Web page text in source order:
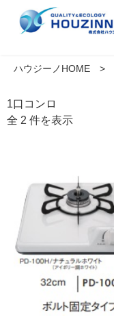
ハウジーノHOME
1口コンロ
全 2 件を表示